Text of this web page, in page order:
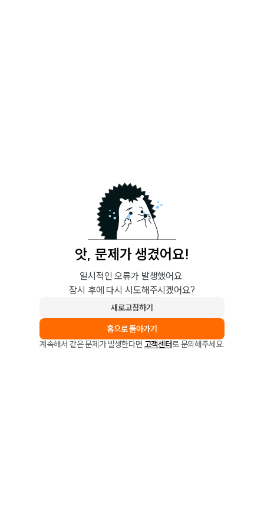
앗, 문제가 생겼어요!
일시적인 오류가 발생했어요.
잠시 후에 다시 시도해주시겠어요?
새로고침하기
홈으로 돌아가기
계속해서 같은 문제가 발생한다면 고객센터로 문의해주세요.